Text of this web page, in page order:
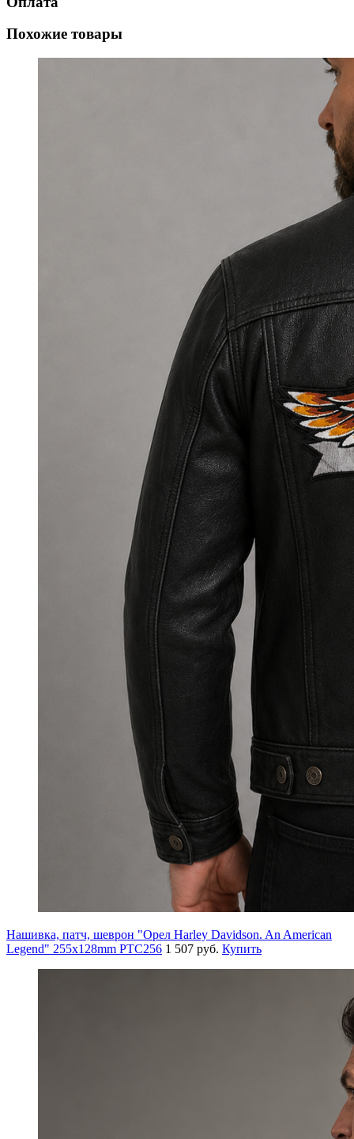
Похожие товары
Нашивка, патч, шеврон "Орел Harley Davidson. An American
Legend" 255x128mm PTC256 1 507 руб. Купить